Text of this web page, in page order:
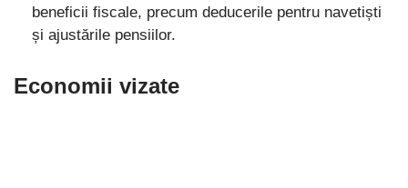
beneficii fiscale, precum deducerile pentru navetiști
și ajustările pensiilor.
Economii vizate